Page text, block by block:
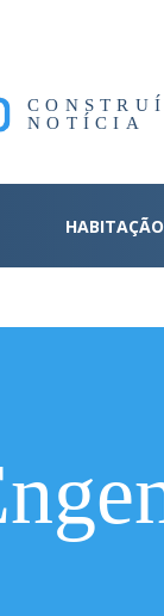
NOTÍCIA
HABITAÇÃO